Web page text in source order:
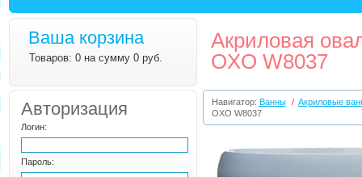
Ваша корзина
Товаров: 0 на сумму 0 руб.
Авторизация
Логин:
Пароль:
Акриловая
OXO W8037
Навигатор: Ванны / Акриловые
OXO W8037